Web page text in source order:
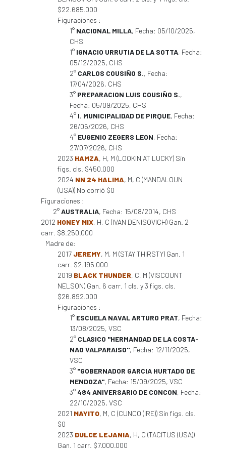
$22.685.000
Figuraciones :
1° NACIONAL MILLA, Fecha: 05/10/2025,
CHS
1° IGNACIO URRUTIA DE LA SOTTA, Fecha:
05/12/2025, CHS
2° CARLOS COUSIÑO S., Fecha:
17/04/2026, CHS
3° PREPARACION LUIS COUSIÑO S.,
Fecha: 05/09/2025, CHS
4° I. MUNICIPALIDAD DE PIRQUE, Fecha:
26/06/2026, CHS
4° EUGENIO ZEGERS LEON, Fecha:
27/07/2026, CHS
2023 HAMZA, H, M (LOOKIN AT LUCKY) Sin
figs. cls. $450.000
2024 NN 24 HALIMA, M, C (MANDALOUN
(USA)) No corrió $0
Figuraciones :
2°AUSTRALIA, Fecha: 15/08/2014, CHS
2012 HONEY MIX, H, C (IVAN DENISOVICH) Gan. 2
carr. $8.250.000
Madre de:
2017 JEREMY, M, M (STAY THIRSTY) Gan. 1
carr. $2.195.000
2019 BLACK THUNDER, C, M (VISCOUNT
NELSON) Gan. 6 carr. 1 cls. y 3 figs. cls.
$26.892.000
Figuraciones :
1° ESCUELA NAVAL ARTURO PRAT, Fecha:
13/08/2025, VSC
2° CLASICO "HERMANDAD DE LA COSTA-
NAO VALPARAISO", Fecha: 12/11/2025,
VSC
3° "GOBERNADOR GARCIA HURTADO DE
MENDOZA", Fecha: 15/09/2025, VSC
3° 484 ANIVERSARIO DE CONCON, Fecha:
22/10/2025, VSC
2021 MAYITO, M, C (CUNCO (IRE)) Sin figs. cls.
$0
2023 DULCE LEJANIA, H, C (TACITUS (USA))
Gan. 1 carr. $7.000.000